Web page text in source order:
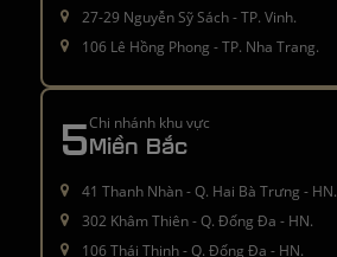
27-29 Nguyễn Sỹ Sách - TP. Vinh.
106 Lê Hồng Phong - TP. Nha Trang.
5Chi nhánh khu vực
Miền Bắc
41 Thanh Nhàn - Q. Hai Bà Trưng - HN.
302 Khâm Thiên - Q. Đống Đa - HN.
106 Thái Thịnh - Q. Đống Đa - HN.